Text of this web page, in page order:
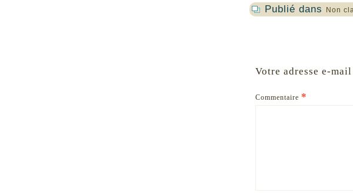
Publié dans
Non
Votre adresse e-
Commentaire *